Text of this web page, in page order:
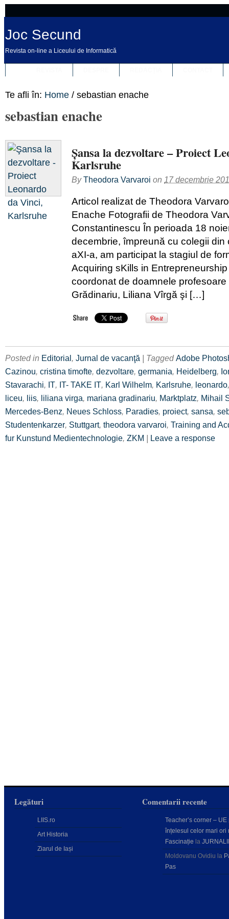
Joc Secund
Revista on-line a Liceului de Informatică
Te afli în: Home / sebastian enache
sebastian enache
Şansa la dezvoltare – Proiect
Karlsruhe
ByTheodora Varvaroi on 17 decembrie
Articol realizat de Theodora
Enache Fotografii de Theodora
Constantinescu În perioada 18
decembrie, împreună cu colegii din
aXI-a, am participat la stagiul de
Acquiring sKills in
coordonat de doamnele profesoare
Grădinariu, Liliana Vîrgă şi […]
Posted in Editorial, Jurnal de vacanţă | TaggedAdobe
Cazinou, cristina timofte, dezvoltare, germania, Heidelberg,
Stavarachi, IT, IT- TAKE IT, Karl Wilhelm, Karlsruhe, leonardo
liceu, liis, liliana virga, mariana gradinariu, Marktplatz, Mihail
Mercedes-Benz, Neues Schloss, Paradies, proiect, sansa,
Studentenkarzer, Stuttgart, theodora varvaroi, Training and
fur Kunstund Medientechnologie, ZKM | Leave a response
Legături
LIIS.ro
Art Historia
Ziarul de Iași
Comentarii recente
Teacher’s corner – UE
înțelesul celor mari ori
Fascinație la
Moldovanu Ovidiu la
Pas